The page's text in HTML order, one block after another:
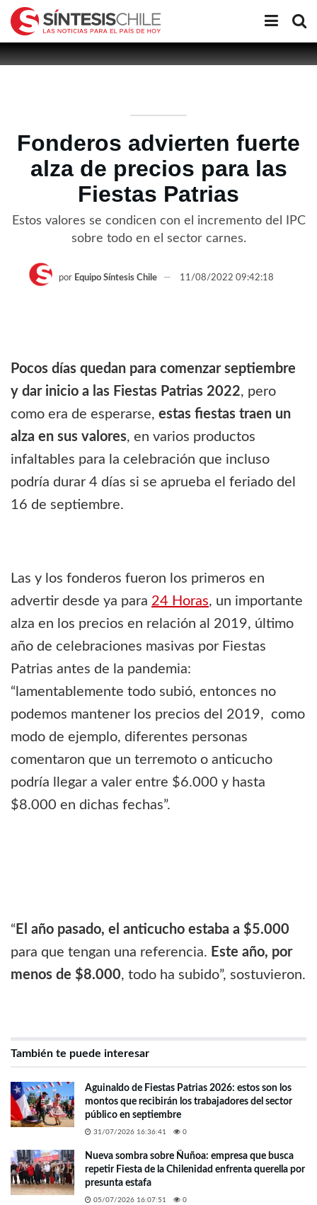
Fonderos advierten fuerte
alza de precios para las
Fiestas Patrias
Estos valores se condicen con el incremento del IPC
sobre todo en el sector carnes.
por Equipo Síntesis Chile 11/08/2022 09:42:18
Pocos días quedan para comenzar septiembre
y dar inicio a las Fiestas Patrias 2022, pero
como era de esperarse, estas fiestas traen un
alza en sus valores, en varios productos
infaltables para la celebración que incluso
podría durar 4 días si se aprueba el feriado del
16 de septiembre.
Las y los fonderos fueron los primeros en
advertir desde ya para 24 Horas, un importante
alza en los precios en relación al 2019, último
año de celebraciones masivas por Fiestas
Patrias antes de la pandemia:
“lamentablemente todo subió, entonces no
podemos mantener los precios del 2019, como
modo de ejemplo, diferentes personas
comentaron que un terremoto o anticucho
podría llegar a valer entre $6.000 y hasta
$8.000 en dichas fechas”.
“ El año pasado, el anticucho estaba a $5.000
para que tengan una referencia. Este año, por
menos de $8.000, todo ha subido”, sostuvieron.
También te puede interesar
Aguinaldo de Fiestas Patrias 2026: estos son los
montos que recibirán los trabajadores del sector
público en septiembre
31/07/2026 16:36:41 0
Nueva sombra sobre Ñuñoa: empresa que busca
repetir Fiesta de la Chilenidad enfrenta querella por
presunta estafa
05/07/2026 16:07:51 0